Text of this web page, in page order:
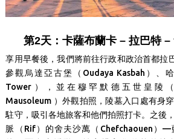
第2天：卡薩布蘭卡 – 拉巴特 –
享用早餐後，我們將前往行政和政治首都拉
參觀烏達亞古堡（Oudaya Kasbah）、
Tower），並在穆罕默德五世皇陵（
Mausoleum ）外觀拍照， 陵墓入口處有身
駐守，吸引各地旅客和他們拍照打卡。之後
脈（Rif）的舍夫沙萬（ Chefchaouen） —